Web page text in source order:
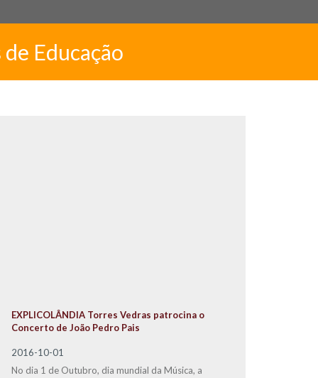
Educação
EXPLICOLÂNDIA Torres Vedras patrocina o
Concerto de João Pedro Pais
2016-10-01
No dia 1 de Outubro, dia mundial da Música, a